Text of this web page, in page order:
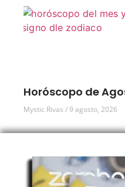
Horóscopo de
Mystic Rivas 9 agosto, 2026